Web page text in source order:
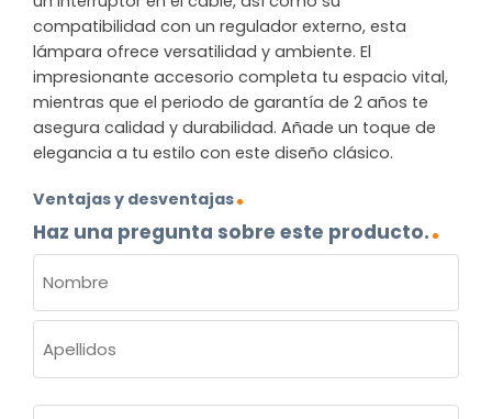
compatibilidad con un regulador externo, esta
lámpara ofrece versatilidad y ambiente. El
impresionante accesorio completa tu espacio vital,
mientras que el periodo de garantía de 2 años te
asegura calidad y durabilidad. Añade un toque de
elegancia a tu estilo con este diseño clásico.
Ventajas y desventajas
Haz una pregunta sobre este producto.
(OBLIGATORIO)
Nombre